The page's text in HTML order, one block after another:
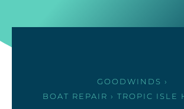
GOODWINDS ›
BOAT REPAIR › TROPIC ISLE